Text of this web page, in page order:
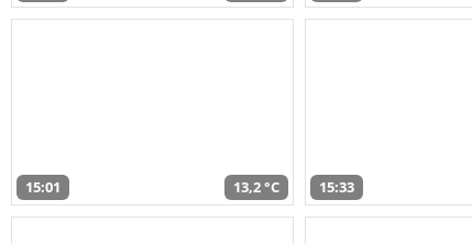
15:01 13,2 °C 15:33